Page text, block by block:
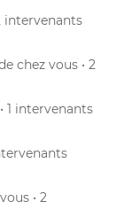
intervenants
chez vous • 2
1 intervenants
• 2